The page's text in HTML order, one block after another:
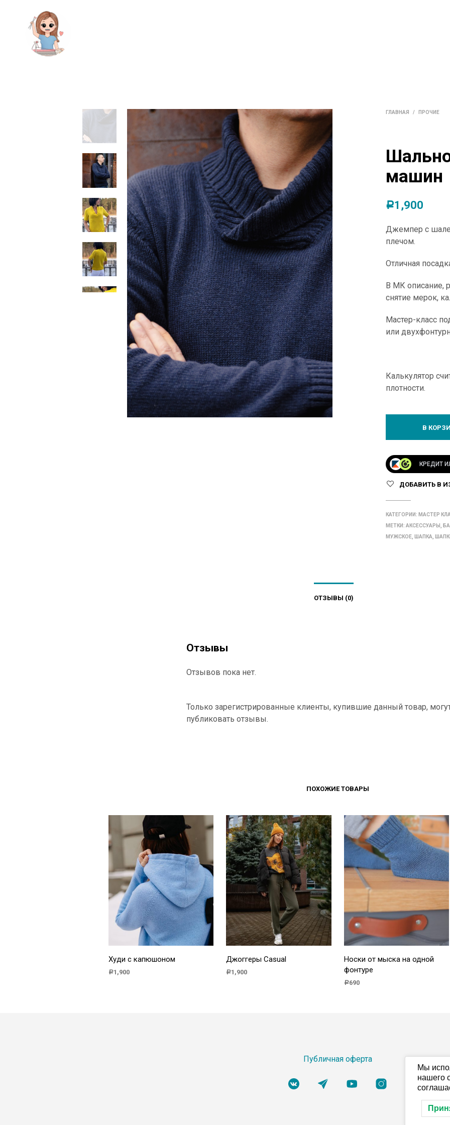
ГЛАВНАЯ / ПРОЧИЕ
машин
Р1,900
Джемпер с
плечом.
Отличная
В МК описание,
снятие мерок,
Мастер-класс
или
Калькулятор
плотности.
В
КРЕДИТ
ДОБАВИТЬ В
КАТЕГОРИИ: МАСТЕР
МЕТКИ:АКСЕССУАРЫ
МУЖСКОЕ
ШАПКА
ОТЗЫВЫ (0)
Отзывы
Отзывов пока нет.
Только зарегистрированные клиенты, купившие данный товар,
публиковать отзывы.
ПОХОЖИЕ ТОВАРЫ
Худи с капюшоном
Р1,900
Джоггеры Casual
Р1,900
Носки от мыска на одной
фонтуре
Р690
Публичная оферта
Мы
нашего